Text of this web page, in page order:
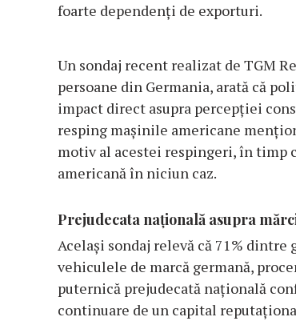
foarte dependenți de exporturi.
Un sondaj recent realizat de TGM
persoane din Germania, arată că
impact direct asupra percepției
resping mașinile americane
motiv al acestei respingeri, în timp
americană în niciun caz.
Prejudecata națională asupra
Același sondaj relevă că 71%
vehiculele de marcă germană,
puternică prejudecată națională
continuare de un capital